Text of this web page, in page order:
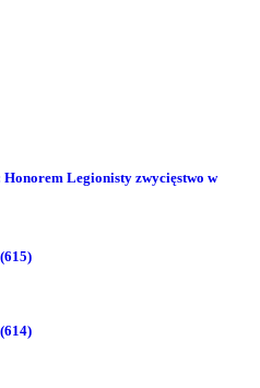
Legionisty zwycięstwo w